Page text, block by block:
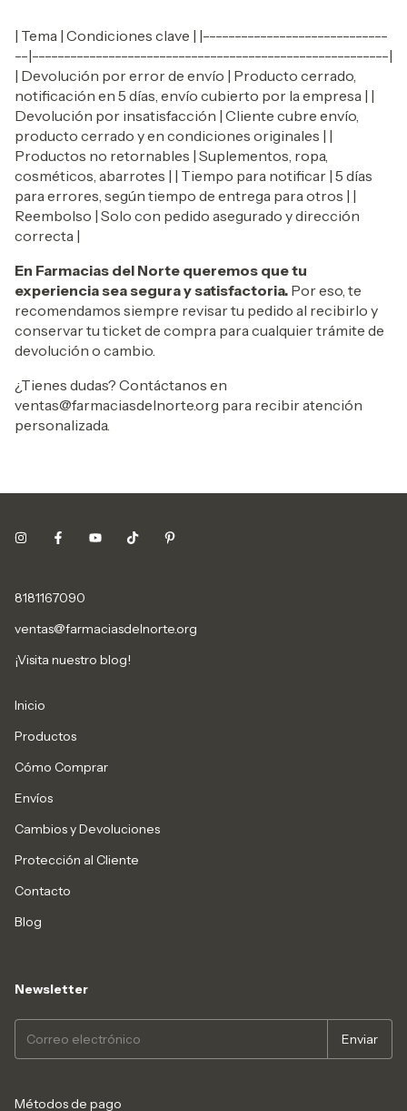
| Tema | Condiciones clave | |-----------------------------
--|--------------------------------------------------------|
| Devolución por error de envío | Producto cerrado,
notificación en 5 días, envío cubierto por la empresa | |
Devolución por insatisfacción | Cliente cubre envío,
producto cerrado y en condiciones originales | |
Productos no retornables | Suplementos, ropa,
cosméticos, abarrotes | | Tiempo para notificar | 5 días
para errores, según tiempo de entrega para otros | |
Reembolso | Solo con pedido asegurado y dirección
correcta |
En Farmacias del Norte queremos que tu
experiencia sea segura y satisfactoria. Por eso, te
recomendamos siempre revisar tu pedido al recibirlo y
conservar tu ticket de compra para cualquier trámite de
devolución o cambio.
¿Tienes dudas? Contáctanos en
ventas@farmaciasdelnorte.org para recibir atención
personalizada.
8181167090
ventas@farmaciasdelnorte.org
¡Visita nuestro blog!
Inicio
Productos
Cómo Comprar
Envíos
Cambios y Devoluciones
Protección al Cliente
Contacto
Blog
Newsletter
Métodos de pago